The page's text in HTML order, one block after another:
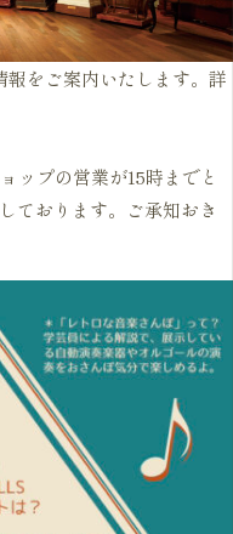
報をご案内いたします。詳
ップの営業が15時までと
ております。ご承知おき